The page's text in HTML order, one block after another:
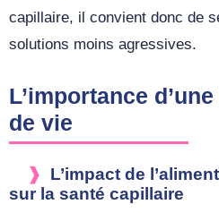
capillaire, il convient donc de
solutions moins agressives.
L’importance
de vie
L’impact de
sur la santé capillaire